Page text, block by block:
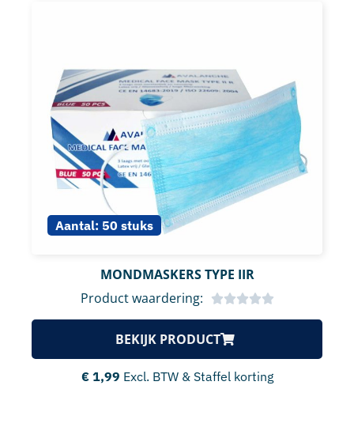
Aantal: 50 stuks
MONDMASKERS TYPE IIR
Product waardering:
BEKIJK PRODUCT
€1,99 Excl. BTW & Staffel korting